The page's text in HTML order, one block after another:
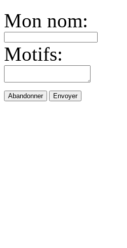
Mon nom:
Motifs:
Abandonner Envoyer